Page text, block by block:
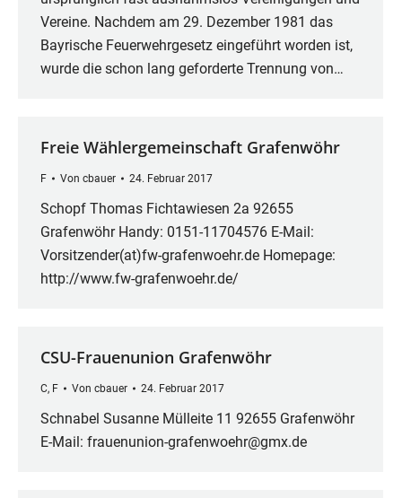
Vereine. Nachdem am 29. Dezember 1981 das
Bayrische Feuerwehrgesetz eingeführt worden ist,
wurde die schon lang geforderte Trennung von…
Freie Wählergemeinschaft Grafenwöhr
F Von cbauer 24. Februar 2017
Schopf Thomas Fichtawiesen 2a 92655
Grafenwöhr Handy: 0151-11704576 E-Mail:
Vorsitzender(at)fw-grafenwoehr.de Homepage:
http://www.fw-grafenwoehr.de/
CSU-Frauenunion Grafenwöhr
C, F Von cbauer 24. Februar 2017
Schnabel Susanne Mülleite 11 92655 Grafenwöhr
E-Mail: frauenunion-grafenwoehr@gmx.de